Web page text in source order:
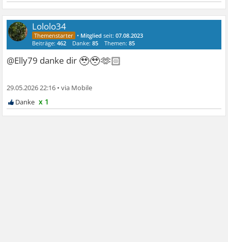
Lololo34
• Mitglied seit:07.08.2023
Beiträge:462 Danke:85 Themen:85
@Elly79 danke dir 🥹🥹🫶🏻
29.05.2026 22:16 •
x 1